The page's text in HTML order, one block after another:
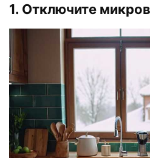
1. Отключите